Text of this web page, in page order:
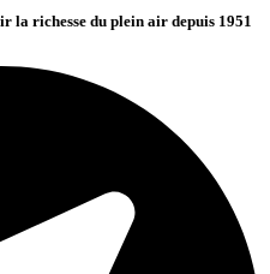
la richesse du plein air depuis 1951